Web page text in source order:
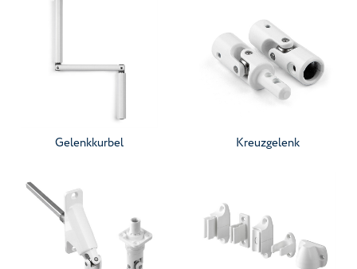
Gelenkkurbel Kreuzgelenk